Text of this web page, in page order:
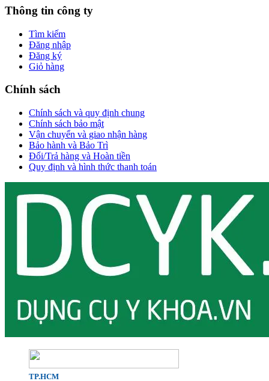
Thông tin công ty
Tìm kiếm
Đăng nhập
Đăng ký
Giỏ hàng
Chính sách
Chính sách và quy định chung
Chính sách bảo mật
Vận chuyển và giao nhận hàng
Bảo hành và Bảo Trì
Đổi/Trả hàng và Hoàn tiền
Quy định và hình thức thanh toán
TP.HCM